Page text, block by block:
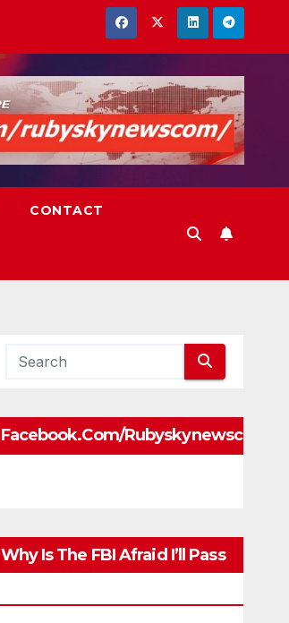
CONTACT
Facebook.com/rubyskynewscom
Why Is The FBI Afraid I’ll Pass